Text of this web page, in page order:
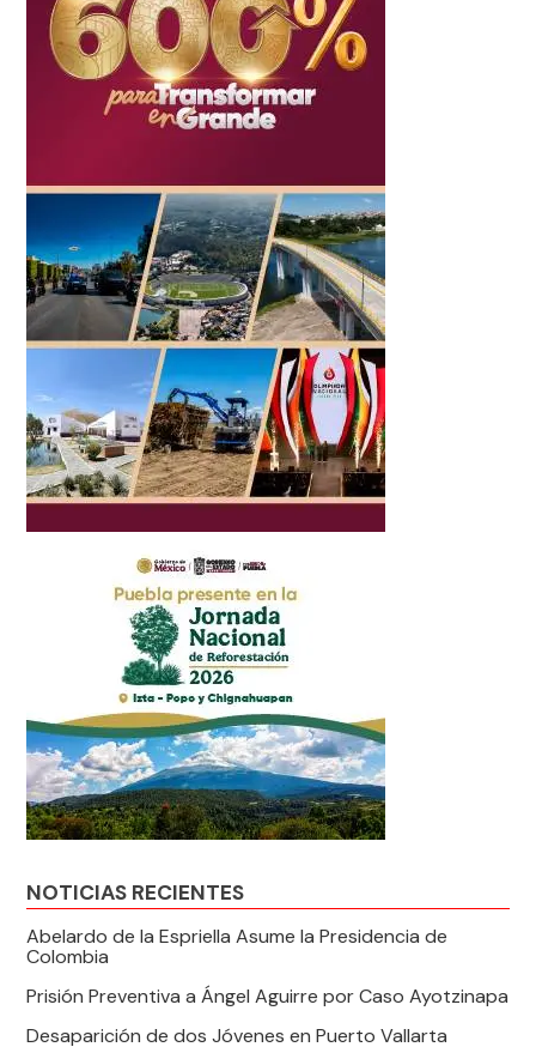
NOTICIAS RECIENTES
Abelardo de la Espriella Asume la Presidencia de
Colombia
Prisión Preventiva a Ángel Aguirre por Caso Ayotzinapa
Desaparición de dos Jóvenes en Puerto Vallarta